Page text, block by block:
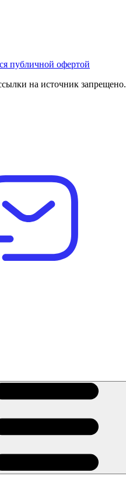
публичной офертой
на источник запрещено.